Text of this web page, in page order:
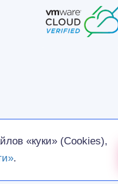
«куки» (Cookies),
.